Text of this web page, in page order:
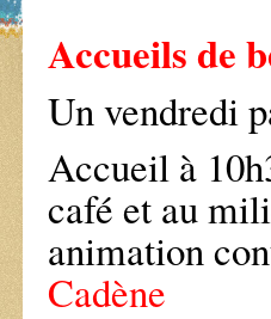
Accueils de
Un vendredi
Accueil à
café et au
animation
Cadène